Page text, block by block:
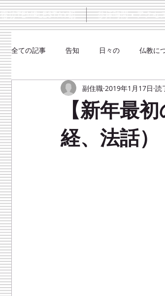
宿坊TEMPLESTAY観 参拝時間・アクセ
全ての記事 告知 日々の 仏教に
大楠口伝抄
【新年最
経、法話）
副住職 2019年1月17日 読